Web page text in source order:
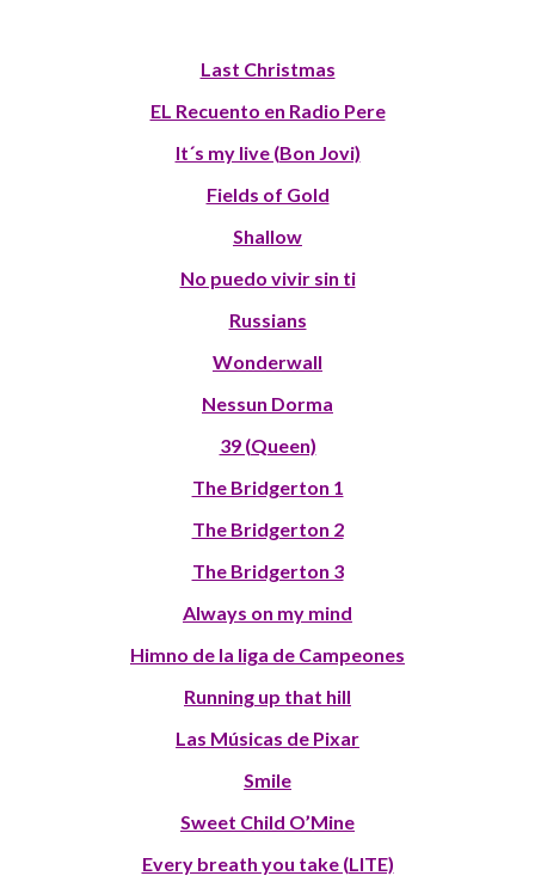
Last Christmas
EL Recuento en Radio Pere
It´s my live (Bon Jovi)
Fields of Gold
Shallow
No puedo vivir sin ti
Russians
Wonderwall
Nessun Dorma
39 (Queen)
The Bridgerton 1
The Bridgerton 2
The Bridgerton 3
Always on my mind
Himno de la liga de Campeones
Running up that hill
Las Músicas de Pixar
Smile
Sweet Child O’Mine
Every breath you take (LITE)